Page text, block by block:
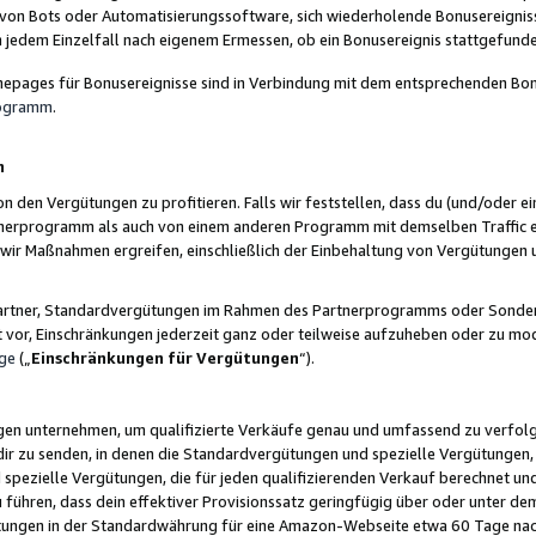
Bots oder Automatisierungssoftware, sich wiederholende
Einzelfall nach eigenem Ermessen, ob ein Bonusereignis
für Bonusereignisse sind in Verbindung mit dem entsprechenden
.
den Vergütungen zu profitieren. Falls wir feststellen, dass du (und/oder
als auch von einem anderen Programm mit demselben
Maßnahmen ergreifen, einschließlich der Einbehaltung von
Standardvergütungen im Rahmen des Partnerprogramms oder
Einschränkungen jederzeit ganz oder teilweise aufzuheben oder zu
(„ Einschränkungen für Vergütungen“).
unternehmen, um qualifizierte Verkäufe genau und umfassend zu
zu senden, in denen die Standardvergütungen und spezielle
Vergütungen, die für jeden qualifizierenden Verkauf berechnet
führen, dass dein effektiver Provisionssatz geringfügig über oder unter
in der Standardwährung für eine Amazon-Webseite etwa 60 Tage